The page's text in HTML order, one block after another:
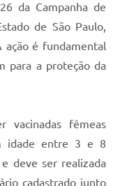
da Campanha de
de São Paulo,
é fundamental
para a proteção da
vacinadas fêmeas
idade entre 3 e 8
deve ser realizada
cadastrado junto